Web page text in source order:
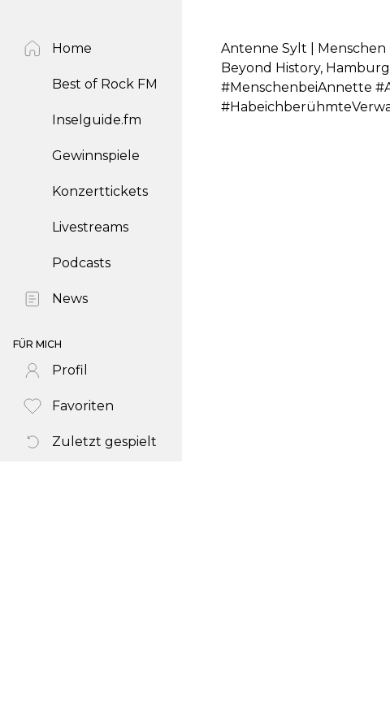
Home
Best of Rock FM
Inselguide.fm
Gewinnspiele
Konzerttickets
Livestreams
Podcasts
News
FÜR MICH
Profil
Favoriten
Zuletzt gespielt
Antenne Sylt |
Beyond History, Hamburg
#MenschenbeiAnnette